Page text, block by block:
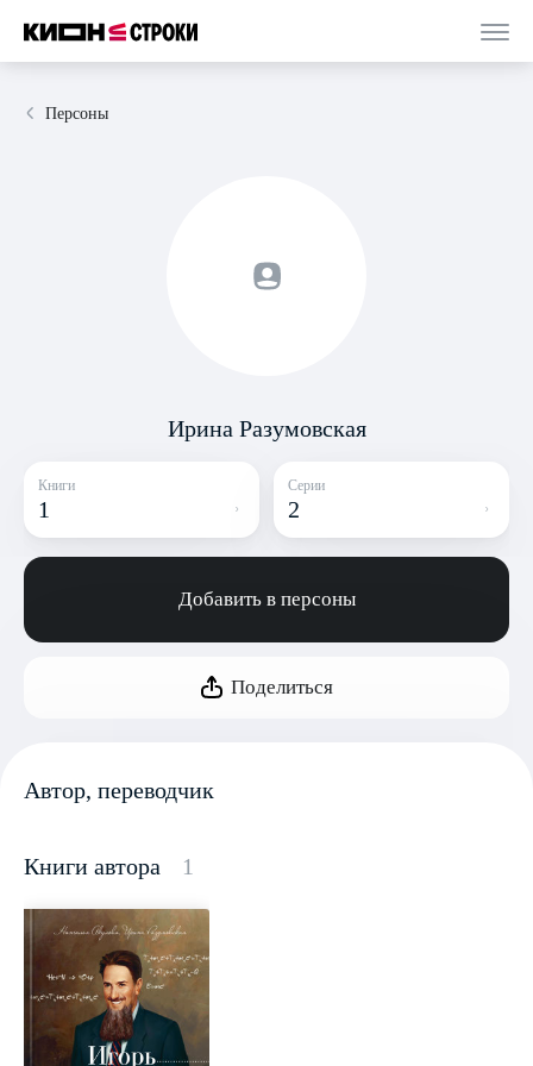
Персоны
Ирина Разумовская
Книги
1
Серии
2
Добавить в персоны
Поделиться
Автор, переводчик
Книги автора 1